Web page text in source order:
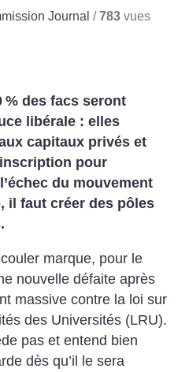
Journal /783 vues
% des facs seront
libérale : elles
capitaux privés et
pour
l’échec du mouvement
il faut créer des pôles
marque, pour le
nouvelle défaite après
massive contre la loi sur
des Universités (LRU).
pas et entend bien
dès qu’il le sera